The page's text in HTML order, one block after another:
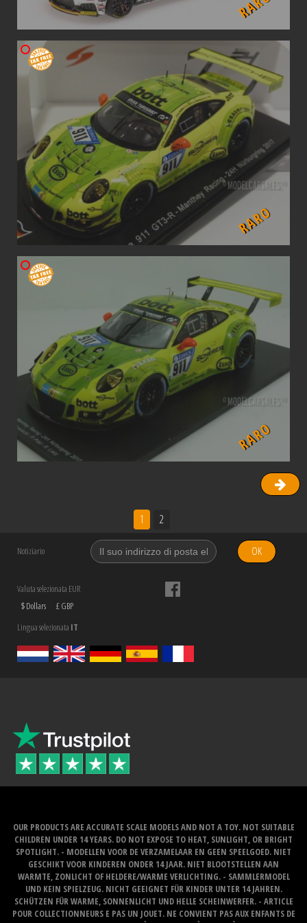
RARO
RARO
1 2
Notiziario OK
Valuta selezionata EUR
$ Dollars
£ GBP
Lingua selezionata IT
OUR PRODUCTS ARE ACCURATE SCALE MODELS AND NOT A TOY. NOT SUITABLE
CHILDREN UNDER 14 YEARS. DO NOT EXPOSE TO HEAT, SUNLIGHT, OR BRIGHT
SPOTLIGHT. - MODELLEN VOOR DE VERZAMELAAR EN GEEN SPEELGOED. NIET
GESCHIKT VOOR KINDEREN ONDER 14 JAAR. NIET BLOOTSTELLEN AAN
WARMTE, ZONLICHT OF HELDERE/WARME VERLICHTING. - SAMMLERMODEL
UND KEIN SPIELZEUG. NICHT GEEIGNET FÜR KINDER UNTER 14 JAHREN.
SCHÜTZEN FÜR WARME, SONNENLICHT UND HELLE SCHEINWERFER. - ARTICLE
POUR COLLECTIONNEURS E PAS UN JOUET. NE CONVIENT PAS AUX ENFANTS DE